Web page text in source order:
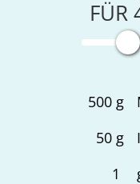
FÜR
500g
50g
1